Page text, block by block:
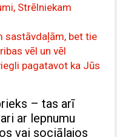
Strēlniekam
sastāvdaļām, bet tie
vēl un vēl
pagatavot ka Jūs
– tas arī
ar lepnumu
vai sociālajos